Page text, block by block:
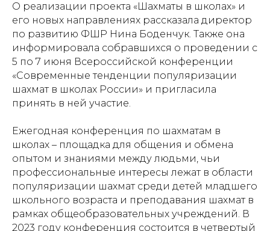
О реализации проекта «Шахматы в школах» и
его новых направлениях рассказала директор
по развитию ФШР Нина Боденчук. Также она
информировала собравшихся о проведении с
5 по 7 июня Всероссийской конференции
«Современные тенденции популяризации
шахмат в школах России» и пригласила
принять в ней участие.
Ежегодная конференция по шахматам в
школах – площадка для общения и обмена
опытом и знаниями между людьми, чьи
профессиональные интересы лежат в области
популяризации шахмат среди детей младшего
школьного возраста и преподавания шахмат в
рамках общеобразовательных учреждений. В
2023 году конференция состоится в четвертый
Проекты Новости